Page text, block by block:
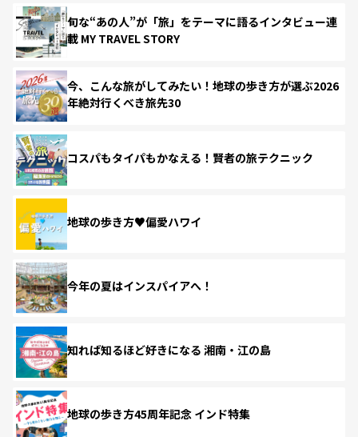
旬な“あの人”が「旅」をテーマに語るインタビュー連
載 MY TRAVEL STORY
今、こんな旅がしてみたい！地球の歩き方が選ぶ2026
年絶対行くべき旅先30
コスパもタイパもかなえる！賢者の旅テクニック
地球の歩き方♥偏愛ハワイ
今年の夏はインスパイアへ！
知れば知るほど好きになる 湘南・江の島
地球の歩き方45周年記念 インド特集